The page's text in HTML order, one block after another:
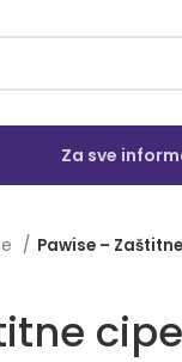
Za sve
Pawise –